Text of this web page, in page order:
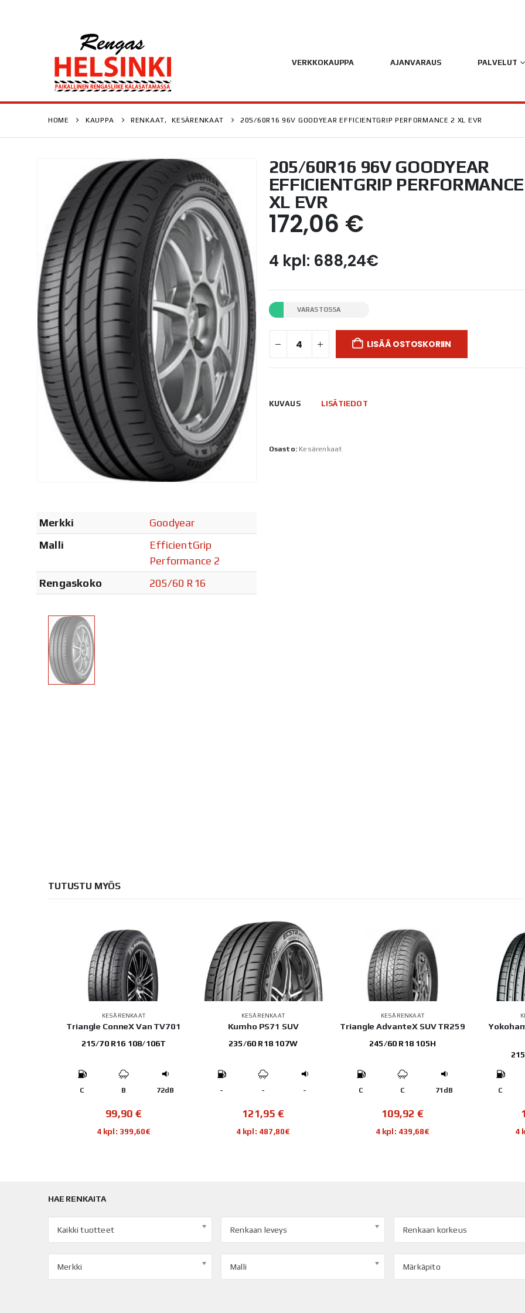
VERKKOKAUPPA AJANVARAUS PALVELUT
HOME KAUPPA RENKAAT, KESÄRENKAAT 205/60R16 96V GOODYEAR EFFICIENTGRIP PERFORMANCE 2 XL EVR
Merkki
Goodyear
Malli
EfficientGrip
Performance 2
Rengaskoko
205/60 R16
205/60R16 96V GOODYEAR
EFFICIENTGRIP
XL EVR
172,06 €
4 kpl: 688,24€
VARASTOSSA
LISÄÄ OSTOSKORIIN
KUVAUS LISÄTIEDOT
Osasto: Kesärenkaat
TUTUSTU MYÖS
KESÄRENKAAT
Kumho PS71 SUV
235/60 R18 107W
- - -
121,95€
4 kpl: 487,80€
KESÄRENKAAT
Triangle AdvanteX SUV TR259
245/60 R18 105H
C C 71dB
109,92€
4 kpl: 439,68€
KESÄRENKAAT
Yokohama BLUEARTH-XT
C A 68dB
126,55€
4 kpl: 506,20€
Triangle
C
4
HAE RENKAITA
Kaikki tuotteet Renkaan leveys Renkaan korkeus
Merkki Malli Märkäpito